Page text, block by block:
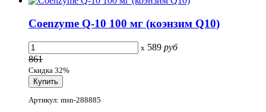
Coenzyme Q-10 100 мг (коэнзим Q10)
x 589 руб
861
Скидка 32%
Артикул: msn-288885